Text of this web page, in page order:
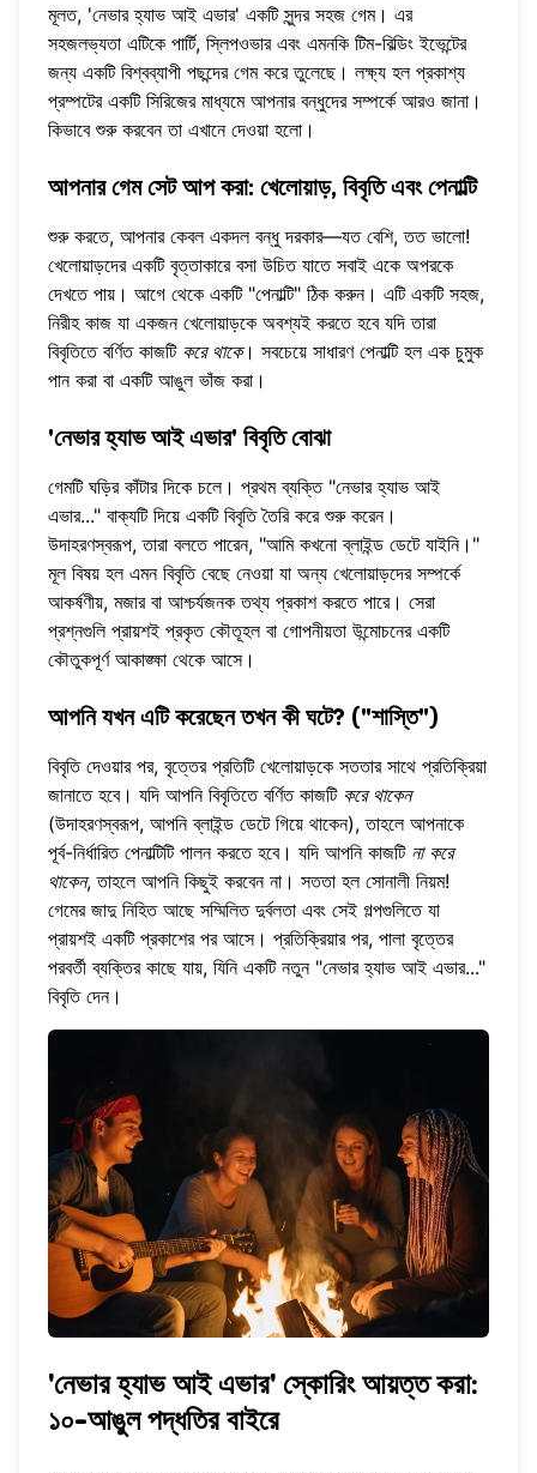
মূলত, 'নেভার হ্যাভ আই এভার' একটি সুন্দর সহজ গেম। এর
সহজলভ্যতা এটিকে পার্টি, স্লিপওভার এবং এমনকি টিম-বিল্ডিং ইভেন্টের
জন্য একটি বিশ্বব্যাপী পছন্দের গেম করে তুলেছে। লক্ষ্য হল প্রকাশ্য
প্রম্পটের একটি সিরিজের মাধ্যমে আপনার বন্ধুদের সম্পর্কে আরও জানা।
কিভাবে শুরু করবেন তা এখানে দেওয়া হলো।
আপনার গেম সেট আপ করা: খেলোয়াড়, বিবৃতি এবং পেনাল্টি
শুরু করতে, আপনার কেবল একদল বন্ধু দরকার—যত বেশি, তত ভালো!
খেলোয়াড়দের একটি বৃত্তাকারে বসা উচিত যাতে সবাই একে অপরকে
দেখতে পায়। আগে থেকে একটি "পেনাল্টি" ঠিক করুন। এটি একটি সহজ,
নিরীহ কাজ যা একজন খেলোয়াড়কে অবশ্যই করতে হবে যদি তারা
বিবৃতিতে বর্ণিত কাজটি করে থাকে। সবচেয়ে সাধারণ পেনাল্টি হল এক চুমুক
পান করা বা একটি আঙুল ভাঁজ করা।
'নেভার হ্যাভ আই এভার' বিবৃতি বোঝা
গেমটি ঘড়ির কাঁটার দিকে চলে। প্রথম ব্যক্তি "নেভার হ্যাভ আই
এভার..." বাক্যটি দিয়ে একটি বিবৃতি তৈরি করে শুরু করেন।
উদাহরণস্বরূপ, তারা বলতে পারেন, "আমি কখনো ব্লাইন্ড ডেটে যাইনি।"
মূল বিষয় হল এমন বিবৃতি বেছে নেওয়া যা অন্য খেলোয়াড়দের সম্পর্কে
আকর্ষণীয়, মজার বা আশ্চর্যজনক তথ্য প্রকাশ করতে পারে। সেরা
প্রশ্নগুলি প্রায়শই প্রকৃত কৌতূহল বা গোপনীয়তা উন্মোচনের একটি
কৌতুকপূর্ণ আকাঙ্ক্ষা থেকে আসে।
আপনি যখন এটি করেছেন তখন কী ঘটে? ("শাস্তি")
বিবৃতি দেওয়ার পর, বৃত্তের প্রতিটি খেলোয়াড়কে সততার সাথে প্রতিক্রিয়া
জানাতে হবে। যদি আপনি বিবৃতিতে বর্ণিত কাজটি করে থাকেন
(উদাহরণস্বরূপ, আপনি ব্লাইন্ড ডেটে গিয়ে থাকেন), তাহলে আপনাকে
পূর্ব-নির্ধারিত পেনাল্টিটি পালন করতে হবে। যদি আপনি কাজটি না করে
থাকেন, তাহলে আপনি কিছুই করবেন না। সততা হল সোনালী নিয়ম!
গেমের জাদু নিহিত আছে সম্মিলিত দুর্বলতা এবং সেই গল্পগুলিতে যা
প্রায়শই একটি প্রকাশের পর আসে। প্রতিক্রিয়ার পর, পালা বৃত্তের
পরবর্তী ব্যক্তির কাছে যায়, যিনি একটি নতুন "নেভার হ্যাভ আই এভার..."
বিবৃতি দেন।
'নেভার হ্যাভ আই এভার' স্কোরিং আয়ত্ত করা:
১০-আঙুল পদ্ধতির বাইরে